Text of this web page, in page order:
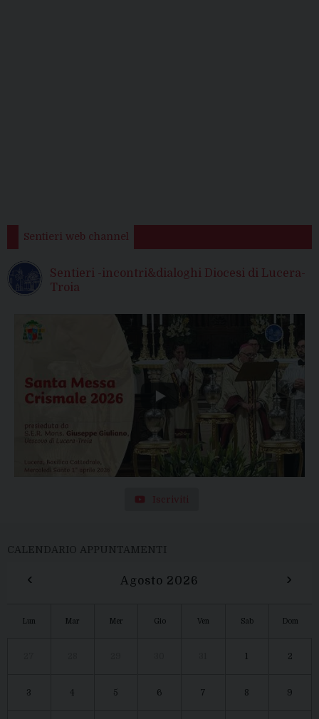
Sentieri web channel
Sentieri -incontri&dialoghi Diocesi di Lucera-
Troia
Iscriviti
CALENDARIO APPUNTAMENTI
‹ Agosto 2026 ›
Lun Mar Mer Gio Ven Sab Dom
2
3 4 5 6 7 8 9